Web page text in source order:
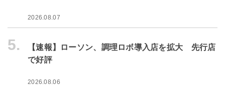
2026.08.07
5.
【速報】ローソン、調理ロボ導入店を拡大 先行店
で好評
2026.08.06